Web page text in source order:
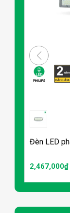
Đèn LED
2,467,000₫